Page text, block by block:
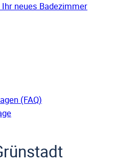
neues Badezimmer
(FAQ)